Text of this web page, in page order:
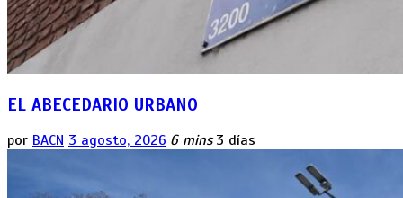
EL ABECEDARIO URBANO
por BACN 3 agosto, 2026 6 mins 3 días